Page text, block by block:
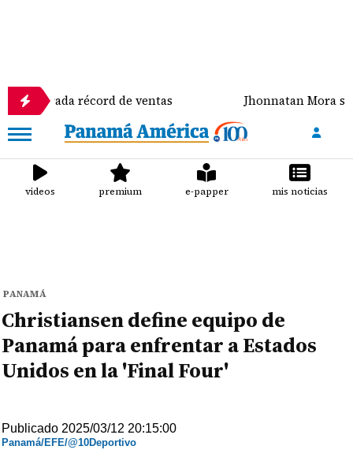
récord de ventas Jhonnatan Mora se corona
videos premium e-papper mis noticias
PANAMÁ
Christiansen define equipo de
Panamá para enfrentar a Estados
Unidos en la 'Final Four'
Publicado 2025/03/12 20:15:00
Panamá/EFE/@10Deportivo